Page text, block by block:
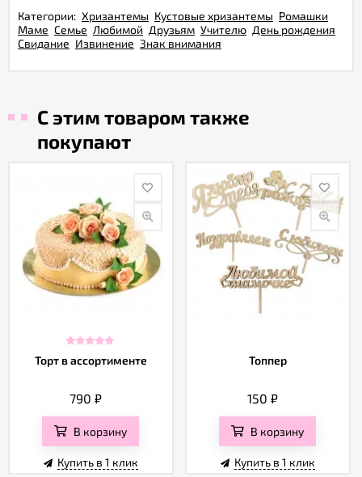
Категории: Хризантемы Кустовые хризантемы Ромашки
Маме Семье Любимой Друзьям Учителю День рождения
Свидание Извинение Знак внимания
С этим товаром также
покупают
Торт в ассортименте
790₽
В корзину
Купить в 1 клик
Топпер
150₽
В корзину
Купить в 1 клик